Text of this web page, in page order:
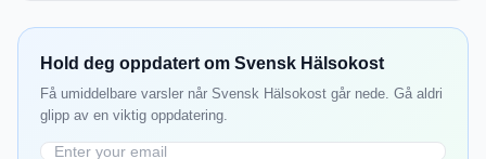
Hold deg oppdatert om Svensk Hälsokost
Få umiddelbare varsler når Svensk Hälsokost går nede. Gå aldri
glipp av en viktig oppdatering.